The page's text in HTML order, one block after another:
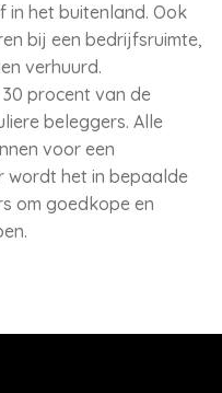
het buitenland. Ook
bij een bedrijfsruimte,
verhuurd.
procent van de
beleggers. Alle
voor een
wordt het in bepaalde
om goedkope en